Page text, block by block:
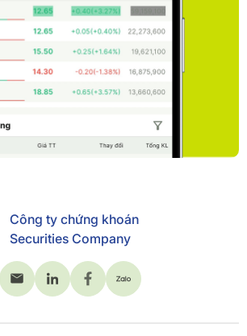
Công ty chứng khoán
Securities Company